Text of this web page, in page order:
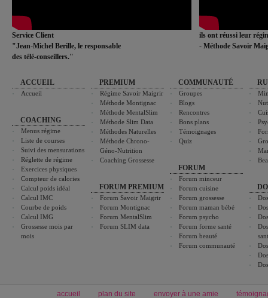
Service Client
"Jean-Michel Berille, le responsable
des télé-conseillers."
ils ont réussi leur
- Méthode Savoir
ACCUEIL
Accueil
COACHING
Menus régime
Liste de courses
Suivi des mensurations
Réglette de régime
Exercices physiques
Compteur de calories
Calcul poids idéal
Calcul IMC
Courbe de poids
Calcul IMG
Grossesse mois par
mois
PREMIUM
Régime Savoir Maigrir
Méthode Montignac
Méthode MentalSlim
Méthode Slim Data
Méthodes Naturelles
Méthode Chrono-
Géno-Nutrition
Coaching Grossesse
FORUM PREMIUM
Forum Savoir Maigrir
Forum Montignac
Forum MentalSlim
Forum SLIM data
COMMUNAUTÉ
Groupes
Blogs
Rencontres
Bons plans
Témoignages
Quiz
FORUM
Forum minceur
Forum cuisine
Forum grossesse
Forum maman bébé
Forum psycho
Forum forme santé
Forum beauté
Forum communauté
accueil plan du site envoyer à une amie